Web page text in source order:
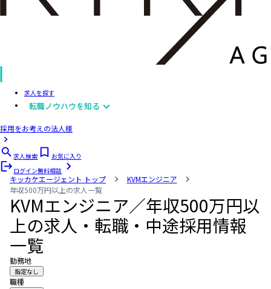
求人を探す
転職ノウハウを知る
採用をお考えの法人様
求人検索
お気に入り
ログイン無料相談
キッカケエージェント トップ
KVMエンジニア
年収500万円以上の求人一覧
KVMエンジニア／年収500万円以
上の求人・転職・中途採用情報
一覧
勤務地
指定なし
職種